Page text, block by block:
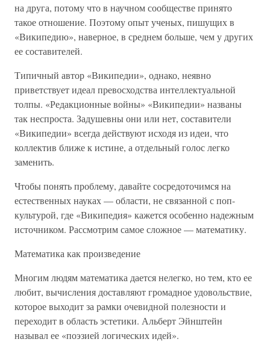
на друга, потому что в научном сообществе принято
такое отношение. Поэтому опыт ученых, пишущих в
«Википедию», наверное, в среднем больше, чем у других
ее составителей.
Типичный автор «Википедии», однако, неявно
приветствует идеал превосходства интеллектуальной
толпы. «Редакционные войны» «Википедии» названы
так неспроста. Задушевны они или нет, составители
«Википедии» всегда действуют исходя из идеи, что
коллектив ближе к истине, а отдельный голос легко
заменить.
Чтобы понять проблему, давайте сосредоточимся на
естественных науках — области, не связанной с поп-
культурой, где «Википедия» кажется особенно надежным
источником. Рассмотрим самое сложное — математику.
Математика как произведение
Многим людям математика дается нелегко, но тем, кто ее
любит, вычисления доставляют громадное удовольствие,
которое выходит за рамки очевидной полезности и
переходит в область эстетики. Альберт Эйнштейн
называл ее «поэзией логических идей».